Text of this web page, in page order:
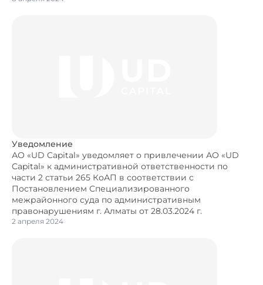
Уведомление
АО «UD Capital» уведомляет о привлечении АО «UD
Capital» к административной ответственности по
части 2 статьи 265 КоАП в соответствии с
Постановлением Специализированного
межрайонного суда по административным
правонарушениям г. Алматы от 28.03.2024 г.
2 апреля 2024